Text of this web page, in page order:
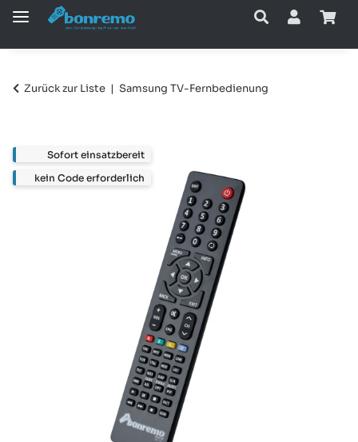
Zurück zur Liste Samsung TV-Fernbedienung